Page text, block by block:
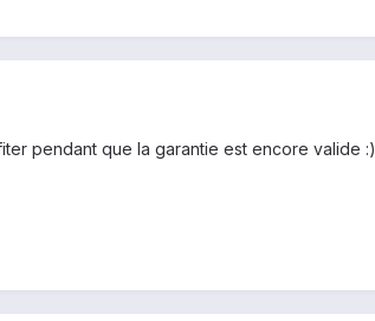
pendant que la garantie est encore valide :)